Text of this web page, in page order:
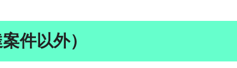
件以外）